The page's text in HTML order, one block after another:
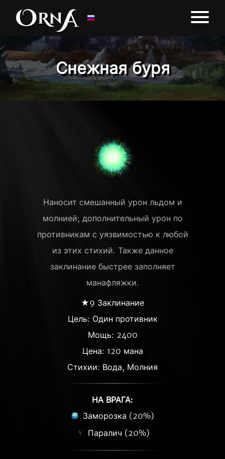
Снежная буря
Наносит смешанный урон льдом и
молнией; дополнительный урон по
противникам с уязвимостью к любой
из этих стихий. Также данное
заклинание быстрее заполняет
манафляжки.
★9 Заклинание
Цель: Один противник
Мощь: 2400
Цена: 120 мана
Стихии: Вода, Молния
НА ВРАГА:
Заморозка (20%)
Паралич (20%)